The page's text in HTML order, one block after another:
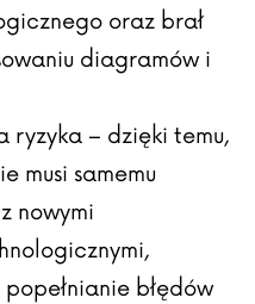
oraz brał
diagramów i
ryzyka – dzięki temu,
musi samemu
nowymi
błędów